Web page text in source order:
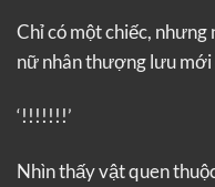
Chỉ có một chiếc, nhưng
nữ nhân thượng lưu mới
‘!!!!!!!’
Nhìn thấy vật quen